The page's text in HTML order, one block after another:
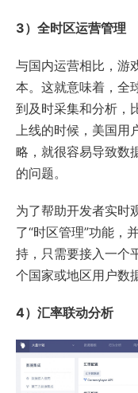
3）全时区运营管理
与国内运营相比，游
本。这就意味着，全
到及时采集和分析，
上线的时候，美国用
略，就很容易导致数
的问题。
为了帮助开发者实时
了“时区管理”功能，
持，只需要接入一个
个国家或地区用户数
4）汇率联动分析